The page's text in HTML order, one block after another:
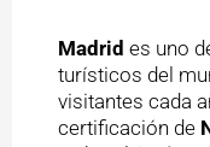
Madrid es uno
turísticos del
visitantes cada
certificación de